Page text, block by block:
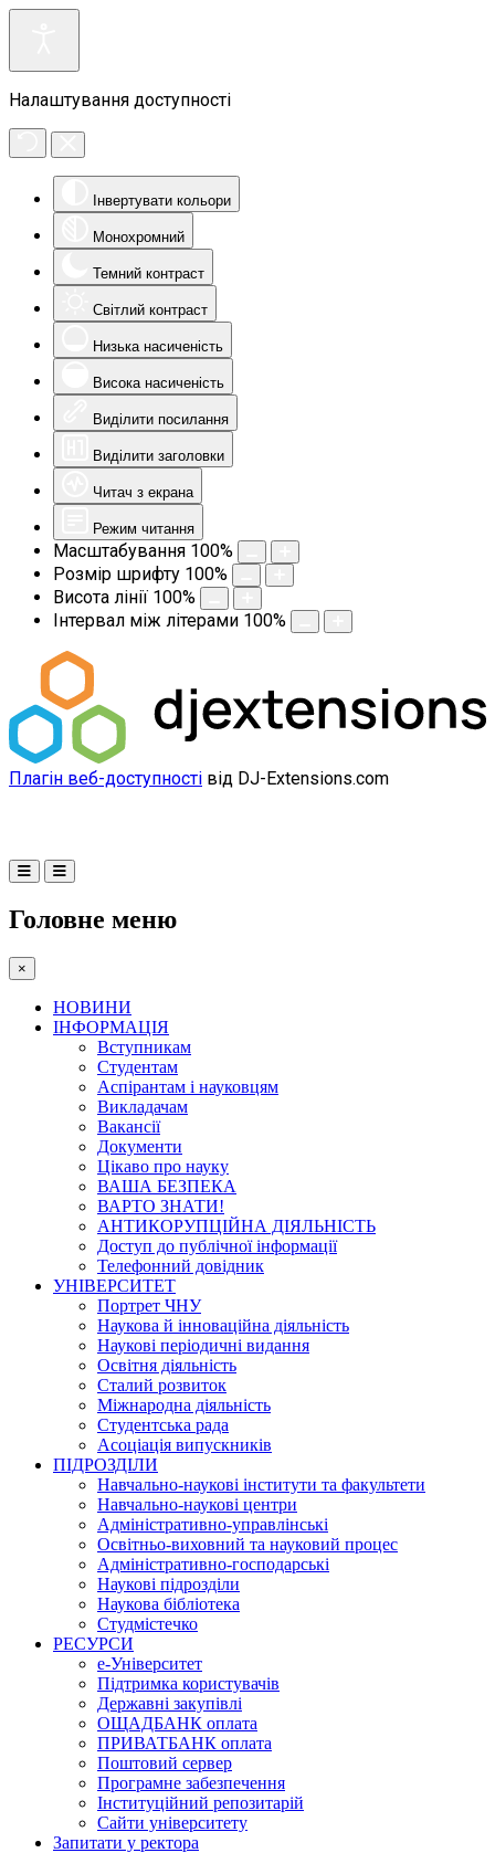
Налаштування доступності
Інвертувати кольори
Монохромний
Темний контраст
Світлий контраст
Низька насиченість
Висока насиченість
Виділити посилання
Виділити заголовки
Читач з екрана
Режим читання
Масштабування 100%
Розмір шрифту 100%
Висота лінії 100%
Інтервал між літерами 100%
Плагін веб-доступності від DJ-Extensions.com
Головне меню
×
НОВИНИ
ІНФОРМАЦІЯ
Вступникам
Студентам
Аспірантам і науковцям
Викладачам
Вакансії
Документи
Цікаво про науку
ВАША БЕЗПЕКА
ВАРТО ЗНАТИ!
АНТИКОРУПЦІЙНА ДІЯЛЬНІСТЬ
Доступ до публічної інформації
Телефонний довідник
УНІВЕРСИТЕТ
Портрет ЧНУ
Наукова й інноваційна діяльність
Наукові періодичні видання
Освітня діяльність
Сталий розвиток
Міжнародна діяльність
Студентська рада
Асоціація випускників
ПІДРОЗДІЛИ
Навчально-наукові інститути та факультети
Навчально-наукові центри
Адміністративно-управлінські
Освітньо-виховний та науковий процес
Адміністративно-господарські
Наукові підрозділи
Наукова бібліотека
Студмістечко
РЕСУРСИ
е-Університет
Підтримка користувачів
Державні закупівлі
ОЩАДБАНК оплата
ПРИВАТБАНК оплата
Поштовий сервер
Програмне забезпечення
Інституційний репозитарій
Сайти університету
Запитати у ректора